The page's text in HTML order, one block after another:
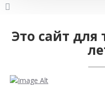
Это сайт для